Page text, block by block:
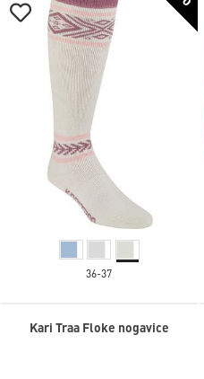
36-37
Kari Traa Floke nogavice